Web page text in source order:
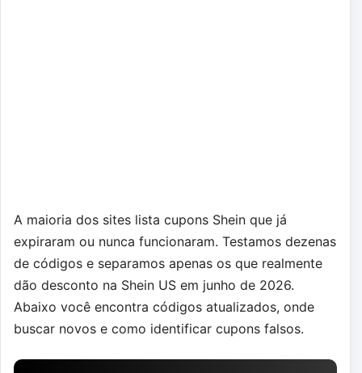
A maioria dos sites lista cupons Shein que já
expiraram ou nunca funcionaram. Testamos dezenas
de códigos e separamos apenas os que realmente
dão desconto na Shein US em junho de 2026.
Abaixo você encontra códigos atualizados, onde
buscar novos e como identificar cupons falsos.